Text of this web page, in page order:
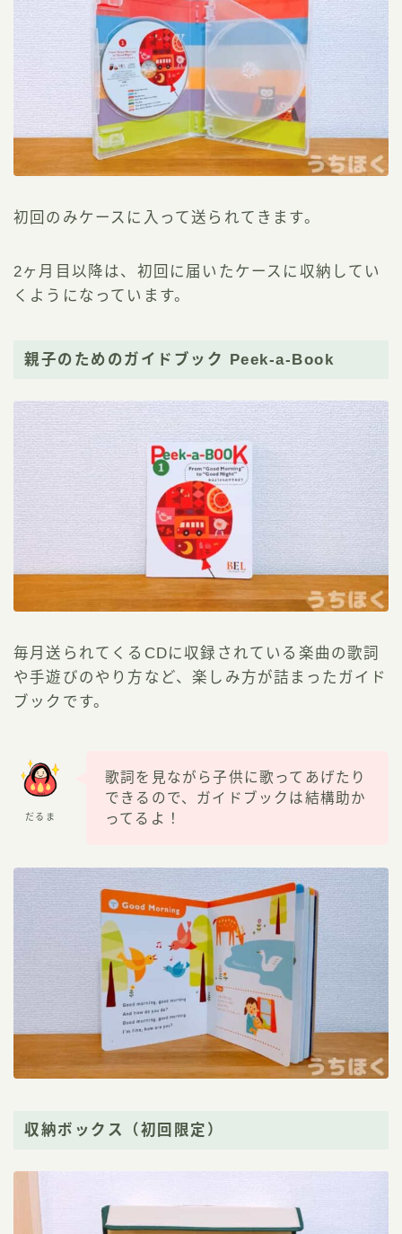
初回のみケースに入って送られてきます。
2ヶ月目以降は、初回に届いたケースに収納してい
くようになっています。
親子のためのガイドブック Peek-a-Book
毎月送られてくるCDに収録されている楽曲の歌詞
や手遊びのやり方など、楽しみ方が詰まったガイド
ブックです。
だるま
歌詞を見ながら子供に歌ってあげたり
できるので、ガイドブックは結構助か
ってるよ！
収納ボックス（初回限定）